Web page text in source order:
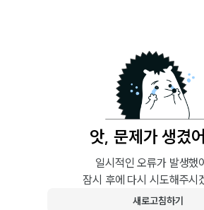
앗, 문제가 생겼
일시적인 오류가 발생했
잠시 후에 다시 시도해주시
새로고침하기